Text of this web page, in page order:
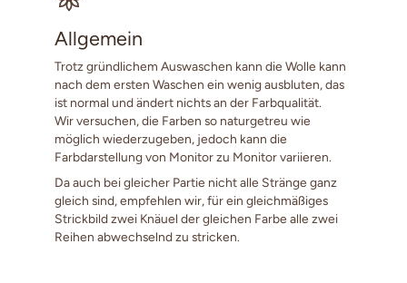
Allgemein
Trotz gründlichem Auswaschen kann die Wolle kann
nach dem ersten Waschen ein wenig ausbluten, das
ist normal und ändert nichts an der Farbqualität.
Wir versuchen, die Farben so naturgetreu wie
möglich wiederzugeben, jedoch kann die
Farbdarstellung von Monitor zu Monitor variieren.
Da auch bei gleicher Partie nicht alle Stränge ganz
gleich sind, empfehlen wir, für ein gleichmäßiges
Strickbild zwei Knäuel der gleichen Farbe alle zwei
Reihen abwechselnd zu stricken.